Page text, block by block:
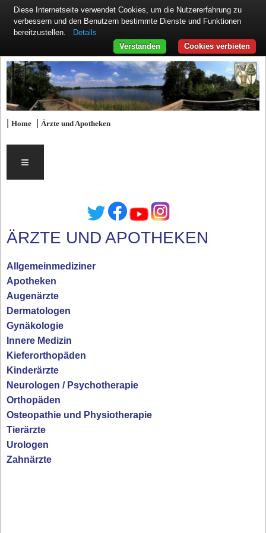
|Home |Ärzte und Apotheken
≡
ÄRZTE UND APOTHEKEN
Allgemeinmediziner
Apotheken
Augenärzte
Dermatologen
Gynäkologie
Innere Medizin
Kieferorthopäden
Kinderärzte
Neurologen / Psychotherapie
Orthopäden
Osteopathie und Physiotherapie
Tierärzte
Urologen
Zahnärzte
Diese Internetseite verwendet Cookies, um die Nutzererfahrung zu
verbessern und den Benutzern bestimmte Dienste und Funktionen
bereitzustellen.
Details
Cookies verbieten
Verstanden